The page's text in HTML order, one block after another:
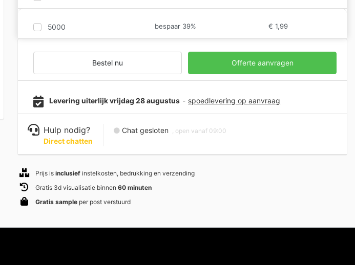
5000 bespaar 39% € 1,99
Bestel nu Offerte aanvragen
Levering uiterlijk vrijdag 28 augustus - spoedlevering op aanvraag
Hulp nodig?
Direct chatten
Chat gesloten , open vanaf 09:00
Prijs isinclusief instelkosten, bedrukking en verzending
Gratis 3d visualisatie binnen60 minuten
Gratis sample per post verstuurd